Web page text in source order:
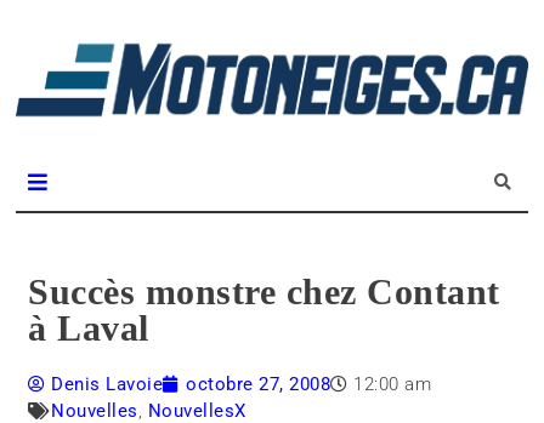
Succès monstre chez Contant
à Laval
Denis Lavoie octobre 27, 2008
12:00 am
Nouvelles, NouvellesX